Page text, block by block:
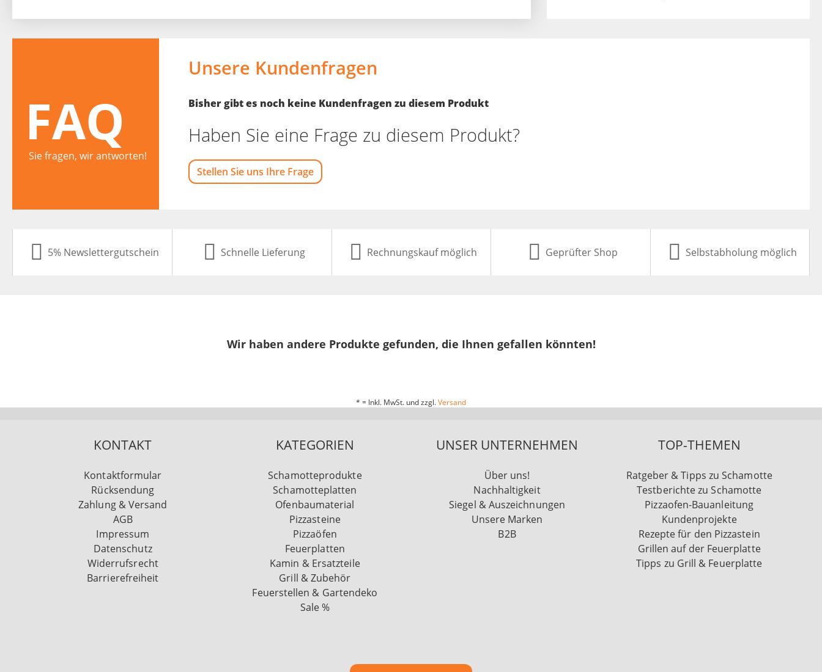
FAQ
Sie fragen, wir antworten!
Unsere Kundenfragen
Bisher gibt es noch keine Kundenfragen zu diesem Produkt
Haben Sie eine Frage zu diesem Produkt?
Stellen Sie uns Ihre Frage
5% Newslettergutschein Schnelle Lieferung Rechnungskauf möglich Geprüfter Shop Selbstabholung möglich
Wir haben andere Produkte gefunden, die Ihnen gefallen könnten!
* = Inkl. MwSt. und zzgl.Versand
KONTAKT
Kontaktformular
Rücksendung
Zahlung & Versand
AGB
Impressum
Datenschutz
Widerrufsrecht
Barrierefreiheit
KATEGORIEN
Schamotteprodukte
Schamotteplatten
Ofenbaumaterial
Pizzasteine
Pizzaöfen
Feuerplatten
Kamin & Ersatzteile
Grill & Zubehör
Feuerstellen & Gartendeko
Sale %
UNSER UNTERNEHMEN
Über uns!
Nachhaltigkeit
Siegel & Auszeichnungen
Unsere Marken
B2B
TOP-THEMEN
Ratgeber & Tipps zu Schamotte
Testberichte zu Schamotte
Pizzaofen-Bauanleitung
Kundenprojekte
Rezepte für den Pizzastein
Grillen auf der Feuerplatte
Tipps zu Grill & Feuerplatte